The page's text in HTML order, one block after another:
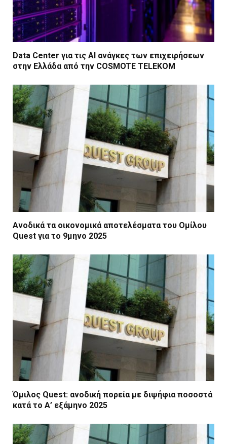
Data Center για τις ΑΙ ανάγκες των επιχειρήσεων
στην Ελλάδα από την COSMOTE TELEKOM
Ανοδικά τα οικονομικά αποτελέσματα του Ομίλου
Quest για το 9μηνο 2025
Όμιλος Quest: ανοδική πορεία με διψήφια ποσοστά
κατά το Α’ εξάμηνο 2025